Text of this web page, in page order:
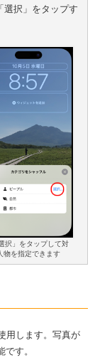
選択」をタップす
択」をタップして対
物を指定できます
用します。写真が
す。